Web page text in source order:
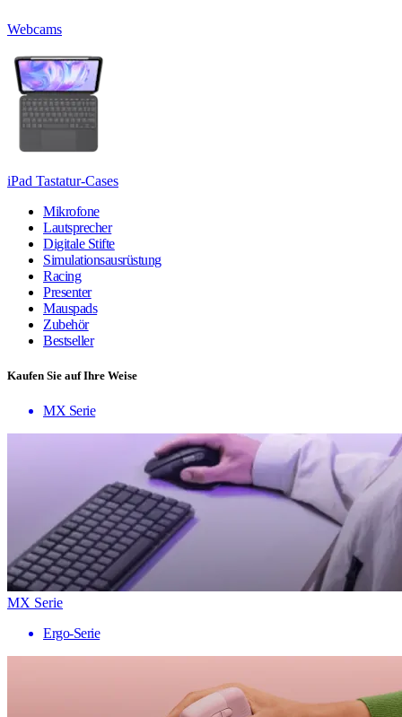
Webcams
iPad Tastatur-Cases
Mikrofone
Lautsprecher
Digitale Stifte
Simulationsausrüstung
Racing
Presenter
Mauspads
Zubehör
Bestseller
Kaufen Sie auf Ihre Weise
MX Serie
MX Serie
Ergo-Serie